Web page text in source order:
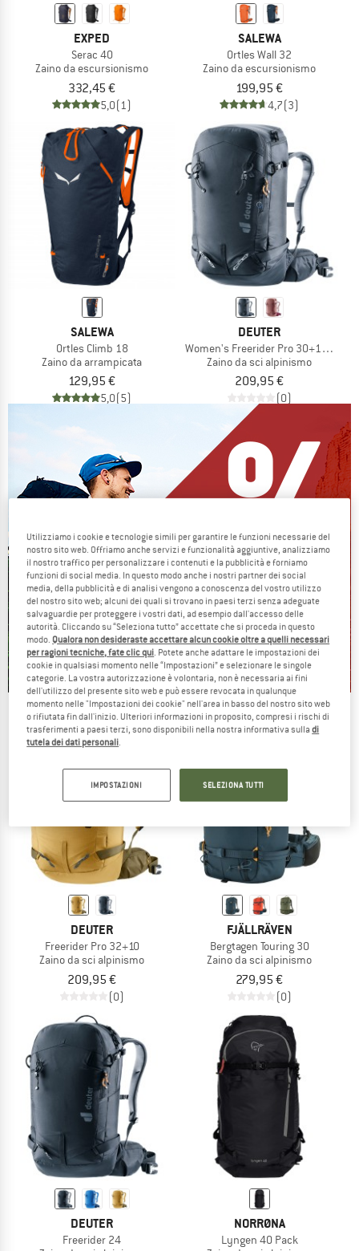
EXPED
Serac 40
Zaino da escursionismo
332,45 €
5,0(1)
SALEWA
Ortles Wall 32
Zaino da escursionismo
199,95 €
4,7(3)
SALEWA
Ortles Climb 18
Zaino da arrampicata
129,95 €
5,0(5)
DEUTER
Women's Freerider Pro 30+10 SL
Zaino da sci alpinismo
209,95 €
(0)
Our summer sale enters its next
phase
TO THE SALE
DEUTER
Freerider Pro 32+10
Zaino da sci alpinismo
209,95 €
(0)
FJÄLLRÄVEN
Bergtagen Touring 30
Zaino da sci alpinismo
279,95 €
(0)
DEUTER
Freerider 24
NORRØNA
Lyngen 40 Pack
Utilizziamo i cookie e tecnologie simili per garantire le funzioni necessarie del
nostro sito web. Offriamo anche servizi e funzionalità aggiuntive, analizziamo
il nostro traffico per personalizzare i contenuti e la pubblicità e forniamo
funzioni di social media. In questo modo anche i nostri partner dei social
media, della pubblicità e di analisi vengono a conoscenza del vostro utilizzo
del nostro sito web; alcuni dei quali si trovano in paesi terzi senza adeguate
salvaguardie per proteggere i vostri dati, ad esempio dall'accesso delle
autorità. Cliccando su “Seleziona tutto” accettate che si proceda in questo
modo. Qualora non desideraste accettare alcun cookie oltre a quelli necessari
per ragioni tecniche, fate clic qui. Potete anche adattare le impostazioni dei
cookie in qualsiasi momento nelle “Impostazioni” e selezionare le singole
categorie. La vostra autorizzazione è volontaria, non è necessaria ai fini
dell'utilizzo del presente sito web e può essere revocata in qualunque
momento nelle "Impostazioni dei cookie" nell'area in basso del nostro sito web
o rifiutata fin dall'inizio. Ulteriori informazioni in proposito, compresi i rischi di
trasferimenti a paesi terzi, sono disponibili nella nostra informativa sulladi
tutela dei dati personali.
IMPOSTAZIONI SELEZIONA TUTTI